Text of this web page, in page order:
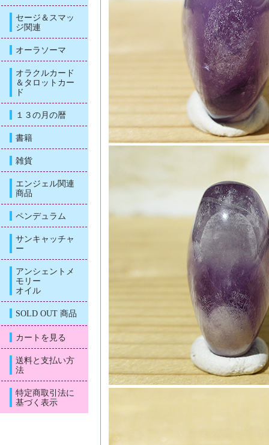
セージ＆スマッ
ジ関連
オーラソーマ
オラクルカード
＆タロットカー
ド
１３の月の暦
書籍
雑貨
エンジェル関連
商品
ペンデュラム
サンキャッチャ
ー
アンシェントメ
モリー
オイル
SOLD OUT 商品
カートを見る
送料と支払い方
法
特定商取引法に
基づく表示